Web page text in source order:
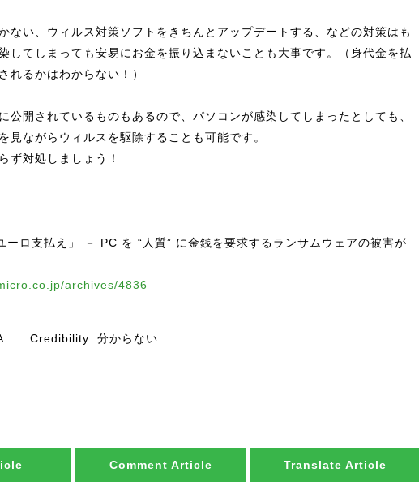
ない、ウィルス対策ソフトをきちんとアップデートする、などの対策はも
してしまっても安易にお金を振り込まないことも大事です。（身代金を払
れるかはわからない！）
公開されているものもあるので、パソコンが感染してしまったとしても、
見ながらウィルスを駆除することも可能です。
ず対処しましょう！
ーロ支払え」 － PC を “人質” に金銭を要求するランサムウェアの被害が
archives/4836
Credibility 分からない
Comment Article Translate Article